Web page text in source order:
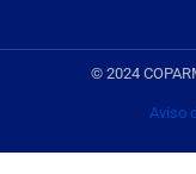
© 2024
Aviso